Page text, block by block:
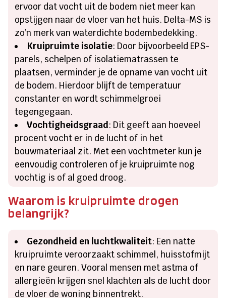
ervoor dat vocht uit de bodem niet meer kan
opstijgen naar de vloer van het huis. Delta-MS is
zo’n merk van waterdichte bodembedekking.
Kruipruimte isolatie: Door bijvoorbeeld EPS-
parels, schelpen of isolatiematrassen te
plaatsen, verminder je de opname van vocht uit
de bodem. Hierdoor blijft de temperatuur
constanter en wordt schimmelgroei
tegengegaan.
Vochtigheidsgraad: Dit geeft aan hoeveel
procent vocht er in de lucht of in het
bouwmateriaal zit. Met een vochtmeter kun je
eenvoudig controleren of je kruipruimte nog
vochtig is of al goed droog.
Waarom is kruipruimte drogen
belangrijk?
Gezondheid en luchtkwaliteit: Een natte
kruipruimte veroorzaakt schimmel, huisstofmijt
en nare geuren. Vooral mensen met astma of
allergieën krijgen snel klachten als de lucht door
de vloer de woning binnentrekt.